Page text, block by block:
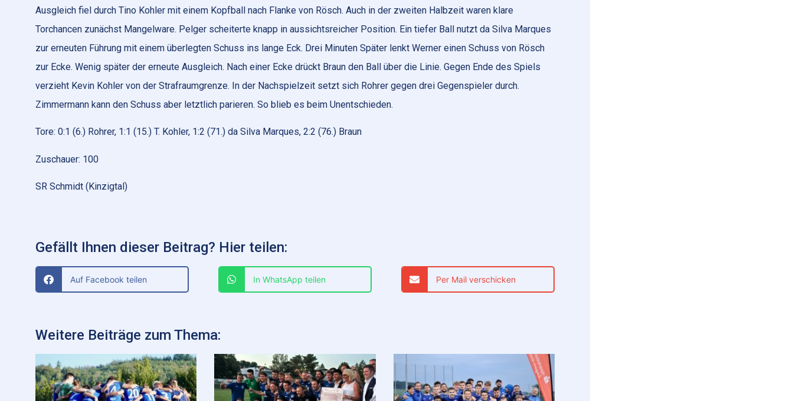
Ausgleich fiel durch Tino Kohler mit einem Kopfball nach Flanke von Rösch. Auch in der zweiten Halbzeit waren klare
Torchancen zunächst Mangelware. Pelger scheiterte knapp in aussichtsreicher Position. Ein tiefer Ball nutzt da Silva Marques
zur erneuten Führung mit einem überlegten Schuss ins lange Eck. Drei Minuten Später lenkt Werner einen Schuss von Rösch
zur Ecke. Wenig später der erneute Ausgleich. Nach einer Ecke drückt Braun den Ball über die Linie. Gegen Ende des Spiels
verzieht Kevin Kohler von der Strafraumgrenze. In der Nachspielzeit setzt sich Rohrer gegen drei Gegenspieler durch.
Zimmermann kann den Schuss aber letztlich parieren. So blieb es beim Unentschieden.
Tore: 0:1 (6.) Rohrer, 1:1 (15.) T. Kohler, 1:2 (71.) da Silva Marques, 2:2 (76.) Braun
Zuschauer: 100
SR Schmidt (Kinzigtal)
Gefällt Ihnen dieser Beitrag? Hier teilen:
Auf Facebook teilen In WhatsApp teilen Per Mail verschicken
Weitere Beiträge zum Thema: